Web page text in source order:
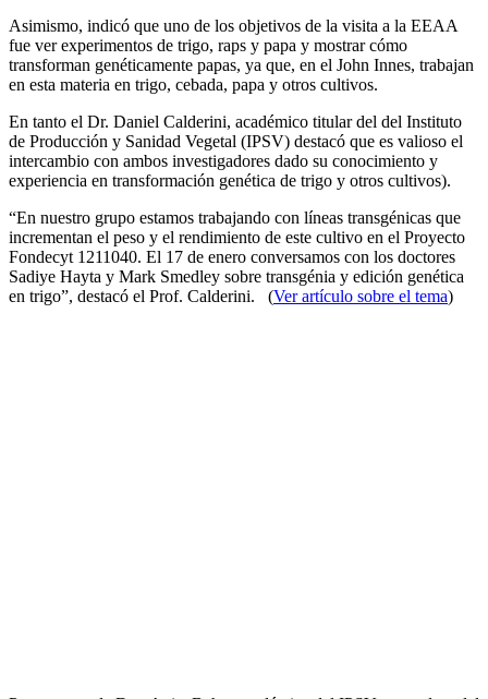
Asimismo, indicó que uno de los objetivos de la visita a la EEAA
fue ver experimentos de trigo, raps y papa y mostrar cómo
transforman genéticamente papas, ya que, en el John Innes, trabajan
en esta materia en trigo, cebada, papa y otros cultivos.
En tanto el Dr. Daniel Calderini, académico titular del del Instituto
de Producción y Sanidad Vegetal (IPSV) destacó que es valioso el
intercambio con ambos investigadores dado su conocimiento y
experiencia en transformación genética de trigo y otros cultivos).
“En nuestro grupo estamos trabajando con líneas transgénicas que
incrementan el peso y el rendimiento de este cultivo en el Proyecto
Fondecyt 1211040. El 17 de enero conversamos con los doctores
Sadiye Hayta y Mark Smedley sobre transgénia y edición genética
en trigo”, destacó el Prof. Calderini. (Ver artículo sobre el tema)